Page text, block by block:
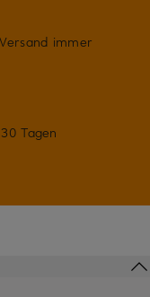
immer
Tagen